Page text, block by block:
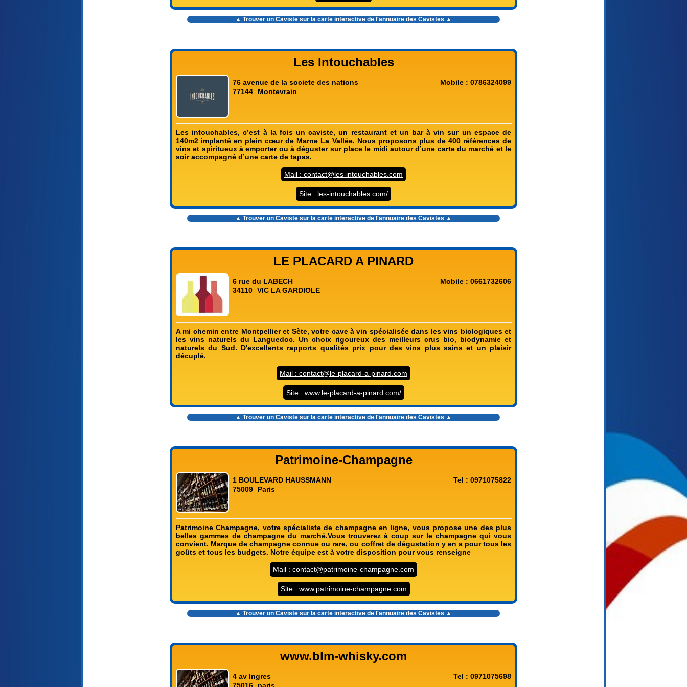
▲ Trouver un Caviste sur la carte interactive de l'annuaire des Cavistes ▲
Les Intouchables
76 avenue de la societe des nations
77144
Montevrain
Mobile : 0786324099
Les intouchables, c’est à la fois un caviste, un restaurant et un bar à vin sur un espace de
140m2 implanté en plein cœur de Marne La Vallée. Nous proposons plus de 400 références de
vins et spiritueux à emporter ou à déguster sur place le midi autour d’une carte du marché et le
soir accompagné d’une carte de tapas.
Mail : contact@les-intouchables.com
Site : les-intouchables.com/
▲ Trouver un Caviste sur la carte interactive de l'annuaire des Cavistes ▲
LE PLACARD A PINARD
6 rue du LABECH
34110 VIC LA GARDIOLE
Mobile : 0661732606
A mi chemin entre Montpellier et Sète, votre cave à vin spécialisée dans les vins biologiques et
les vins naturels du Languedoc. Un choix rigoureux des meilleurs crus bio, biodynamie et
naturels du Sud. D'excellents rapports qualités prix pour des vins plus sains et un plaisir
décuplé.
Mail : contact@le-placard-a-pinard.com
Site : www.le-placard-a-pinard.com/
▲ Trouver un Caviste sur la carte interactive de l'annuaire des Cavistes ▲
Patrimoine-Champagne
1 BOULEVARD HAUSSMANN
75009
Paris
Tel : 0971075822
Patrimoine Champagne, votre spécialiste de champagne en ligne, vous propose une des plus
belles gammes de champagne du marché.Vous trouverez à coup sur le champagne qui vous
convient. Marque de champagne connue ou rare, ou coffret de dégustation y en a pour tous les
goûts et tous les budgets. Notre équipe est à votre disposition pour vous renseigne
Mail : contact@patrimoine-champagne.com
Site : www.patrimoine-champagne.com
▲ Trouver un Caviste sur la carte interactive de l'annuaire des Cavistes ▲
www.blm-whisky.com
4 av Ingres
Tel : 0971075698